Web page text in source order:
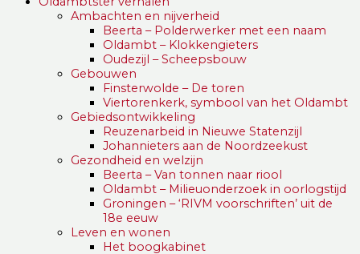
Ambachten en nijverheid
Beerta – Polderwerker met een naam
Oldambt – Klokkengieters
Oudezijl – Scheepsbouw
Gebouwen
Finsterwolde – De toren
Viertorenkerk, symbool van het Oldambt
Gebiedsontwikkeling
Reuzenarbeid in Nieuwe Statenzijl
Johannieters aan de Noordzeekust
Gezondheid en welzijn
Beerta – Van tonnen naar riool
Oldambt – Milieuonderzoek in oorlogstijd
Groningen – ‘RIVM voorschriften’ uit de
18e eeuw
Leven en wonen
Het boogkabinet